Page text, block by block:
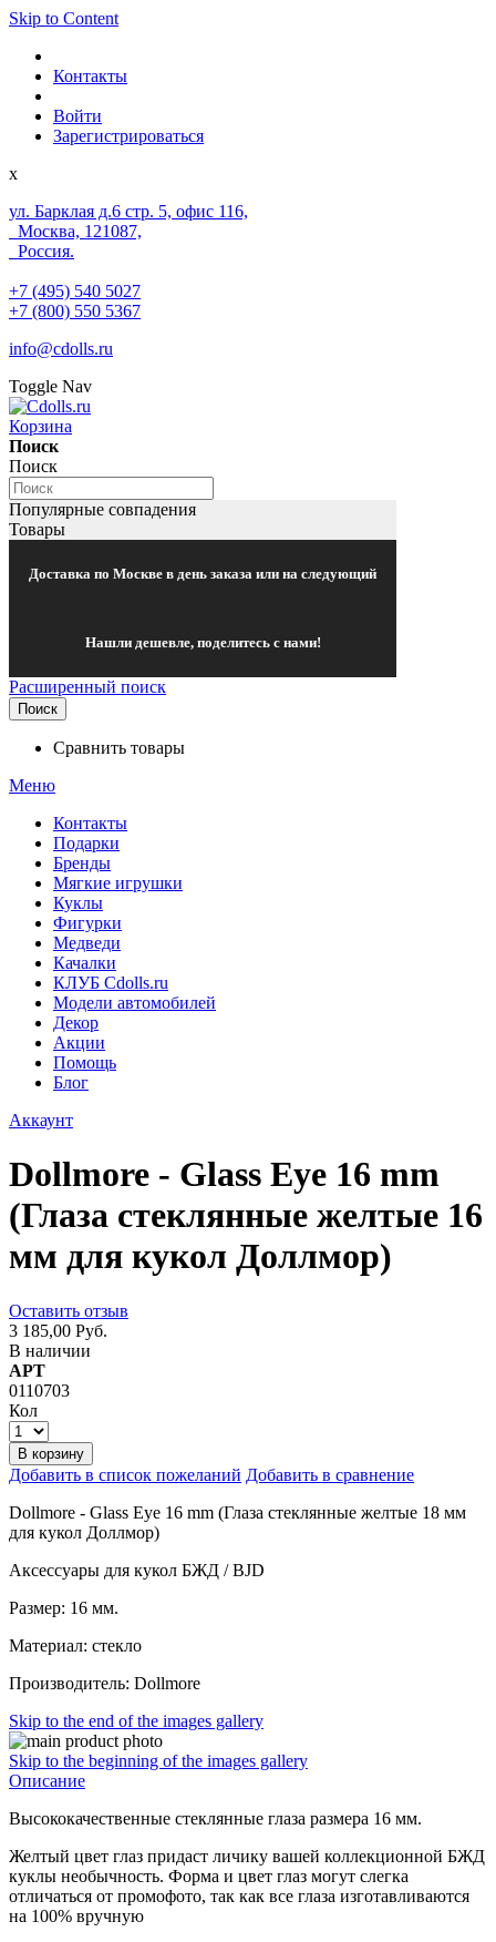
Skip to Content
Контакты
Войти
Зарегистрироваться
x
ул. Барклая д.6 стр. 5, офис 116,
Москва, 121087,
Россия.
+7 (495) 540 5027
+7 (800) 550 5367
info@cdolls.ru
Toggle Nav
Корзина
Поиск
Поиск
Популярные совпадения
Товары
Доставка по Москве в день заказа или на следующий
Нашли дешевле, поделитесь с нами!
Расширенный поиск
Поиск
Сравнить товары
Меню
Контакты
Подарки
Бренды
Мягкие игрушки
Куклы
Фигурки
Медведи
Качалки
КЛУБ Cdolls.ru
Модели автомобилей
Декор
Акции
Помощь
Блог
Аккаунт
Dollmore - Glass Eye 16 mm
(Глаза стеклянные желтые 16
мм для кукол Доллмор)
Оставить отзыв
3 185,00 Руб.
В наличии
АРТ
0110703
Кол
В корзину
Добавить в список пожеланий Добавить в сравнение
Dollmore - Glass Eye 16 mm (Глаза стеклянные желтые 18 мм
для кукол Доллмор)
Аксессуары для кукол БЖД / BJD
Размер: 16 мм.
Материал: стекло
Производитель: Dollmore
Skip to the end of the images gallery
Skip to the beginning of the images gallery
Описание
Высококачественные стеклянные глаза размера 16 мм.
Желтый цвет глаз придаст личику вашей коллекционной БЖД
куклы необычность. Форма и цвет глаз могут слегка
отличаться от промофото, так как все глаза изготавливаются
на 100% вручную